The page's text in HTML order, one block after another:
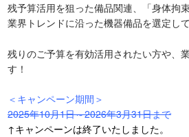
残予算活用を狙った備品関連、「身体拘
業界トレンドに沿った機器備品を選定して
残りのご予算を有効活用されたい方や、
す！
＜キャンペーン期間＞
2025年10月1日～2026年3月31日まで
↑キャンペーンは終了いたしました。